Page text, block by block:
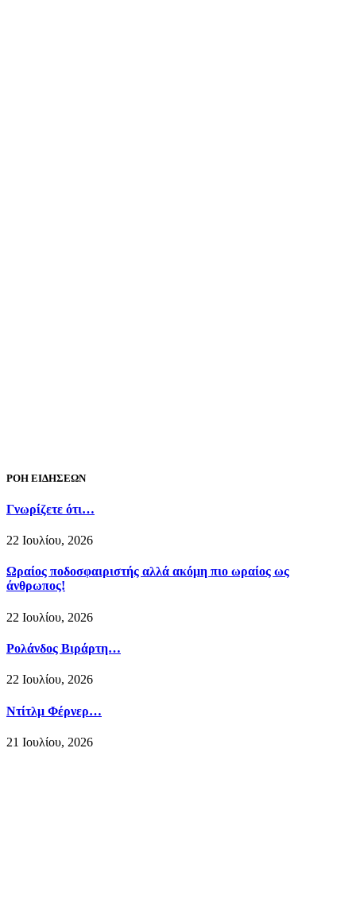
ΡΟΗ ΕΙΔΗΣΕΩΝ
Γνωρίζετε ότι…
22 Ιουλίου, 2026
Ωραίος ποδοσφαιριστής αλλά ακόμη πιο ωραίος ως
άνθρωπος!
22 Ιουλίου, 2026
Ρολάνδος Βιράρτη…
22 Ιουλίου, 2026
Ντίτλμ Φέρνερ…
21 Ιουλίου, 2026